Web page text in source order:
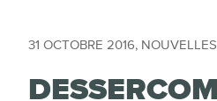
31 OCTOBRE 2016, NOUVELLES
DESSERCOM